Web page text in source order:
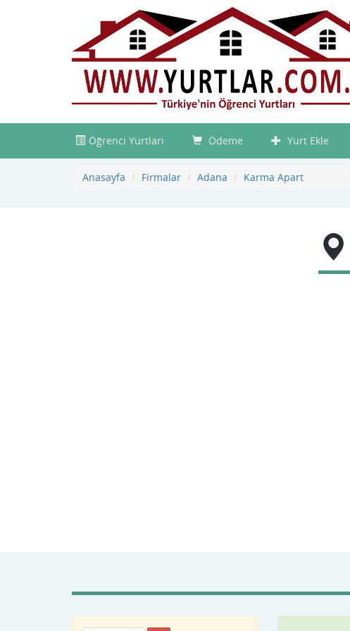
Öğrenci Yurtları Ödeme Yurt Ekle
Anasayfa Firmalar Adana Karma Apart